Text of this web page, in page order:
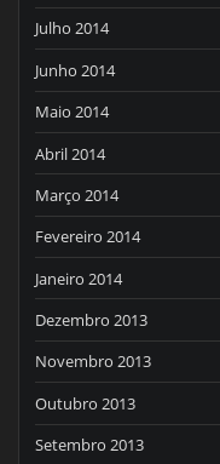
Julho 2014
Junho 2014
Maio 2014
Abril 2014
Março 2014
Fevereiro 2014
Janeiro 2014
Dezembro 2013
Novembro 2013
Outubro 2013
Setembro 2013